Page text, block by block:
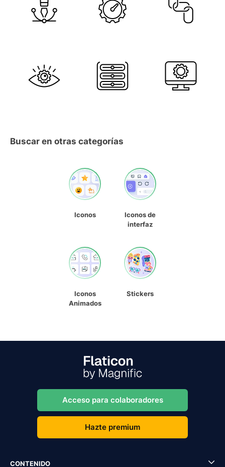
Buscar en otras categorías
Iconos
Iconos de
interfaz
Iconos
Animados
Stickers
Acceso para colaboradores
Hazte premium
CONTENIDO